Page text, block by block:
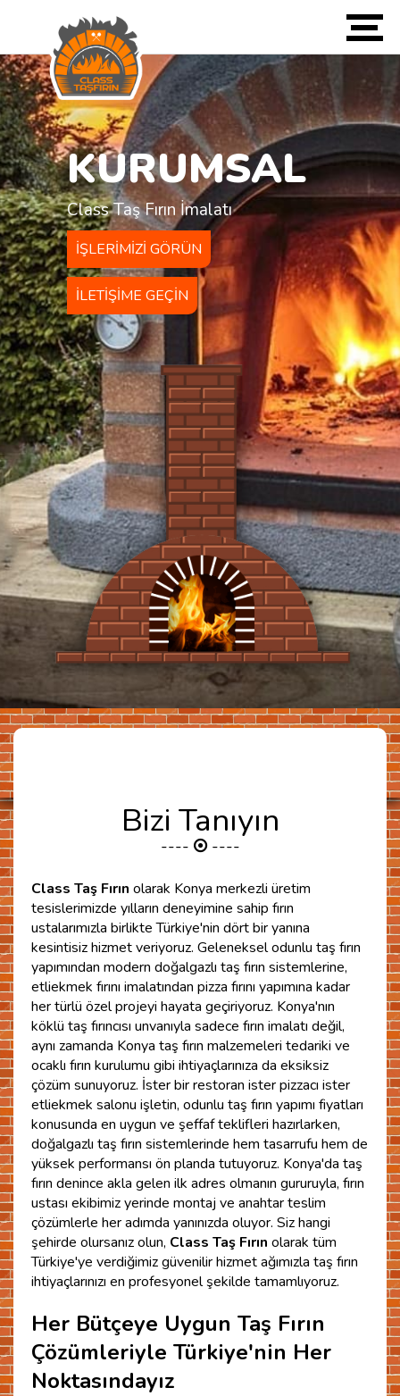
KURUMSAL
Class Taş Fırın İmalatı
IŞLERIMIZI GÖRÜN
İLETIŞIME GEÇIN
Bizi Tanıyın
Class Taş Fırın olarak Konya merkezli üretim
tesislerimizde yılların deneyimine sahip fırın
ustalarımızla birlikte Türkiye'nin dört bir yanına
kesintisiz hizmet veriyoruz. Geleneksel odunlu taş fırın
yapımından modern doğalgazlı taş fırın sistemlerine,
etliekmek fırını imalatından pizza fırını yapımına kadar
her türlü özel projeyi hayata geçiriyoruz. Konya'nın
köklü taş fırıncısı unvanıyla sadece fırın imalatı değil,
aynı zamanda Konya taş fırın malzemeleri tedariki ve
ocaklı fırın kurulumu gibi ihtiyaçlarınıza da eksiksiz
çözüm sunuyoruz. İster bir restoran ister pizzacı ister
etliekmek salonu işletin, odunlu taş fırın yapımı fiyatları
konusunda en uygun ve şeffaf teklifleri hazırlarken,
doğalgazlı taş fırın sistemlerinde hem tasarrufu hem de
yüksek performansı ön planda tutuyoruz. Konya'da taş
fırın denince akla gelen ilk adres olmanın gururuyla, fırın
ustası ekibimiz yerinde montaj ve anahtar teslim
çözümlerle her adımda yanınızda oluyor. Siz hangi
şehirde olursanız olun, Class Taş Fırın olarak tüm
Türkiye'ye verdiğimiz güvenilir hizmet ağımızla taş fırın
ihtiyaçlarınızı en profesyonel şekilde tamamlıyoruz.
Her Bütçeye Uygun Taş Fırın
Çözümleriyle Türkiye'nin Her
Noktasındayız